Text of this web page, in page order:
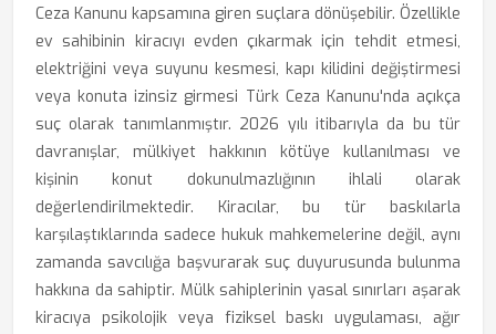
Ceza Kanunu kapsamına giren suçlara dönüşebilir. Özellikle
ev sahibinin kiracıyı evden çıkarmak için tehdit etmesi,
elektriğini veya suyunu kesmesi, kapı kilidini değiştirmesi
veya konuta izinsiz girmesi Türk Ceza Kanunu'nda açıkça
suç olarak tanımlanmıştır. 2026 yılı itibarıyla da bu tür
davranışlar, mülkiyet hakkının kötüye kullanılması ve
kişinin konut dokunulmazlığının ihlali olarak
değerlendirilmektedir. Kiracılar, bu tür baskılarla
karşılaştıklarında sadece hukuk mahkemelerine değil, aynı
zamanda savcılığa başvurarak suç duyurusunda bulunma
hakkına da sahiptir. Mülk sahiplerinin yasal sınırları aşarak
kiracıya psikolojik veya fiziksel baskı uygulaması, ağır